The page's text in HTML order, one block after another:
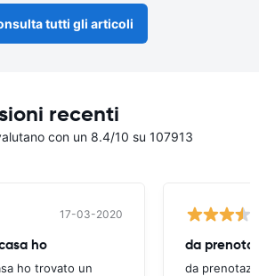
tutti gli articoli
recenti
con un 8.4/10 su 107913
17-03-2020
ho
ho trovato un
da